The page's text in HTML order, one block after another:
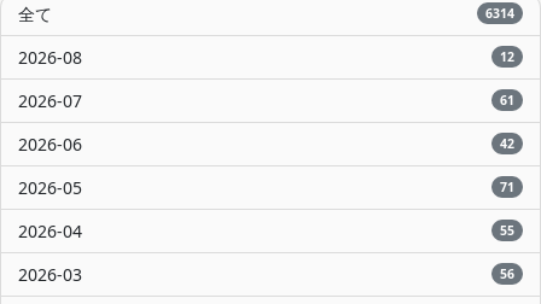
全て 6314
2026-08 12
2026-07 61
2026-06 42
2026-05 71
2026-04 55
2026-03 56